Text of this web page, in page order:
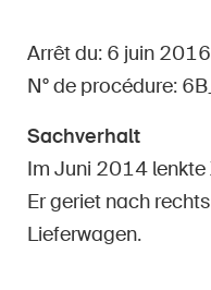
Page d'accueil
Arrêt du: 6 juin 2016
N° de procédure:
Sachverhalt
Im Juni 2014 lenkte
Er geriet nach
Lieferwagen.